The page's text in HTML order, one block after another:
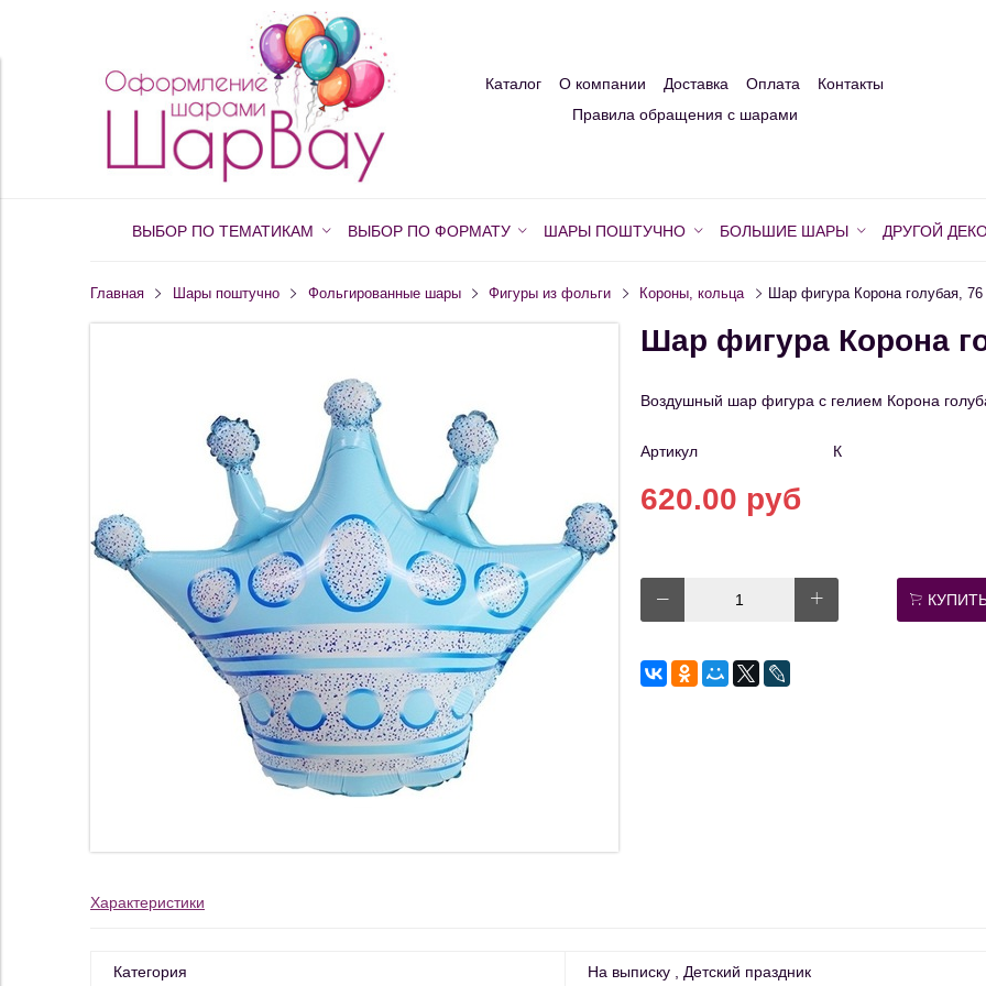
Каталог О компании Доставка Оплата
Контакты
Правила обращения с шарами
ВЫБОР ПО ТЕМАТИКАМ ВЫБОР ПО ФОРМАТУ ШАРЫ ПОШТУЧНО БОЛЬШИЕ ШАРЫ ДРУГОЙ
Главная Шары поштучно Фольгированные шары Фигуры из фольги Короны, кольца Шар фигура Корона голубая, 76
Шар фигура Корона
Воздушный шар фигура с гелием Корона
Артикул К
620.00 руб
Характеристики
Категория На выписку Детский праздник